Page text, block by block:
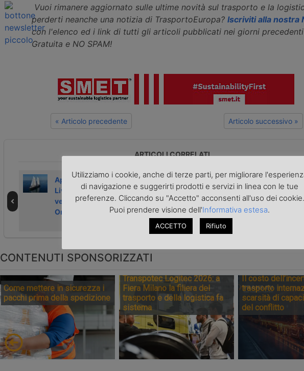
Vuoi rimanere aggiornato sulle ultime novità sul trasporto e la
perderti neanche una notizia di TrasportoEuropa? Iscriviti alla nostra
con l'elenco ed i link di tutti gli articoli pubblicati nei giorni
Gratuita e NO SPAM!
« Articolo precedente Articolo successivo »
ARTICOLI CORRELATI
Approdata a
Livorno la ro-ro a
vela Neoliner
Origin
Completata in
Turchia la prima
nave ro-ro a vela
Grain de Sail
costruisce
vela
CONTENUTI SPONSORIZZATI
Come mettere in sicurezza i
pacchi prima della spedizione
Transpotec Logitec 2026: a
Fiera Milano la filiera del
trasporto e della logistica fa
sistema
Il costo
trasporto
scarsità di
del conflitto
Utilizziamo i cookie, anche di terze parti, per migliorare
di navigazione e suggerirti prodotti e servizi in linea con le tue
preferenze. Cliccando su "Accetto" acconsenti all'uso dei cookie.
Puoi prendere visione dell'Informativa estesa.
ACCETTO Rifiuto